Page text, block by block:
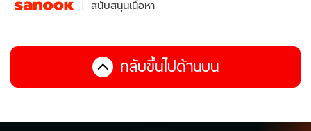
สนับสนุนเนื้อหา
กลับขึ้นไปด้านบน